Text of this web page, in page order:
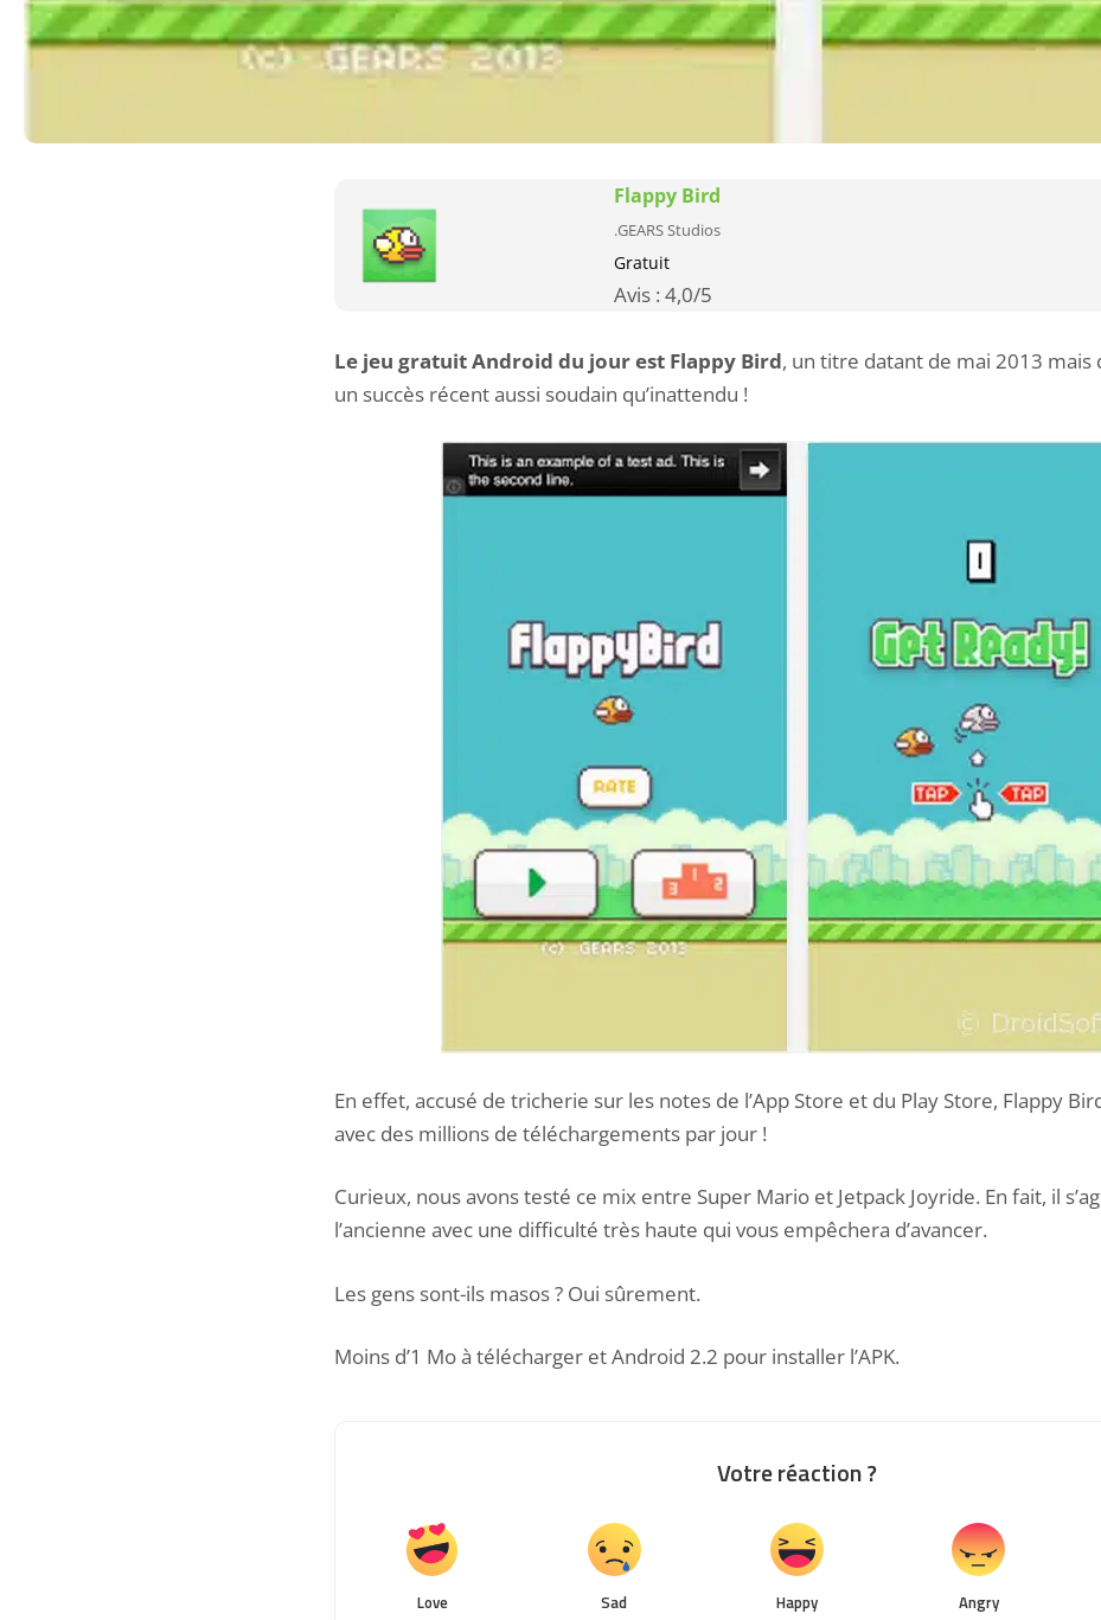
Flappy Bird
.GEARS Studios
Gratuit
Avis : 4,0/5
Le jeu gratuit Android du jour est Flappy Bird, un titre datant de mai 2013 mais
un succès récent aussi soudain qu’inattendu !
En effet, accusé de tricherie sur les notes de l’App Store et du Play Store, Flappy
avec des millions de téléchargements par jour !
Curieux, nous avons testé ce mix entre Super Mario et Jetpack Joyride. En fait, il
l’ancienne avec une difficulté très haute qui vous empêchera d’avancer.
Les gens sont-ils masos ? Oui sûrement.
Moins d’1 Mo à télécharger etAndroid 2.2 pour installer l’APK.
Votre réaction ?
Love Sad Happy Angry